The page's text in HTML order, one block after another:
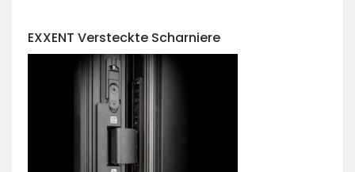
EXXENT Versteckte Scharniere